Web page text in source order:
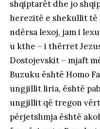
shqiptarët dhe jo
herezitë e shekullit të
ndërsa lexoj, jam i
u kthe – i thërret
Dostojevskit – mjaft
Buzuku është Homo
ungjillit liria, është
ungjillit që tregon
përjetshmja është